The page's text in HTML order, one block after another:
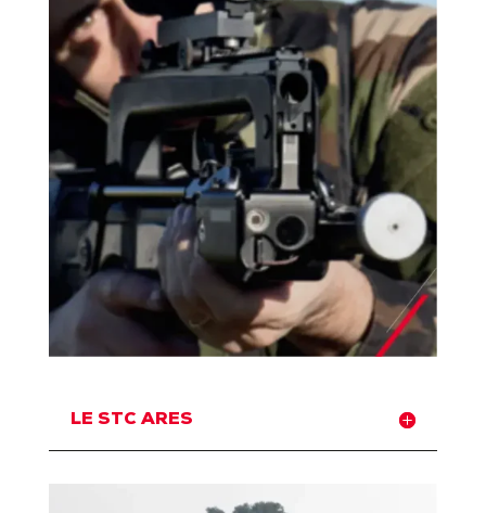
LE STC ARES